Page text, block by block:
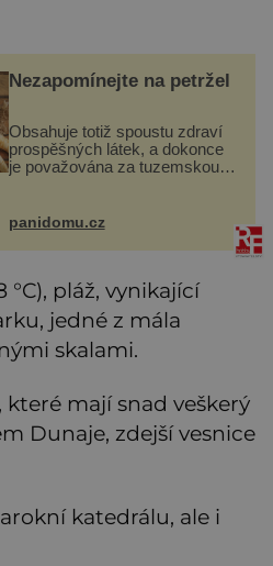
Nezapomínejte na petržel
Obsahuje totiž spoustu zdraví
prospěšných látek, a dokonce
je považována za tuzemskou
vitaminy B1, B2, B3, B6,
provitamin A, vitamin E a
panidomu.cz
pláž, vynikající
jedné z mála
skalami.
mají snad veškerý
Dunaje, zdejší vesnice
katedrálu, ale i